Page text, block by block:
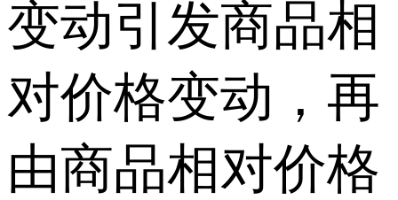
变动引发商品相
对价格变动，再
由商品相对价格